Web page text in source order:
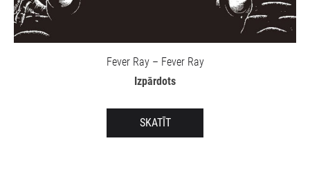
Fever Ray – Fever Ray
Izpārdots
SKATĪT